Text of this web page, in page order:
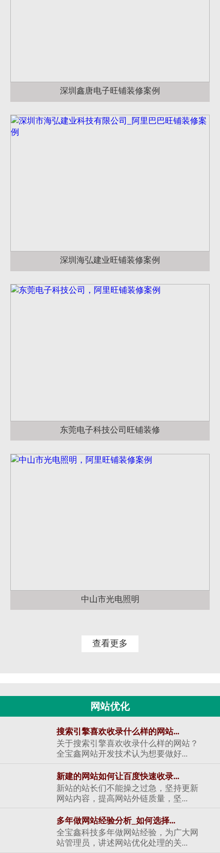
深圳鑫唐电子旺铺装修案例
深圳海弘建业旺铺装修案例
东莞电子科技公司旺铺装修
中山市光电照明
查看更多
网站优化
搜索引擎喜欢收录什么样的网站...
关于搜索引擎喜欢收录什么样的网站？
全宝鑫网站开发技术认为想要做好...
新建的网站如何让百度快速收录...
新站的站长们不能操之过急，坚持更新
网站内容，提高网站外链质量，坚...
多年做网站经验分析_如何选择...
全宝鑫科技多年做网站经验，为广大网
站管理员，讲述网站优化处理的关...